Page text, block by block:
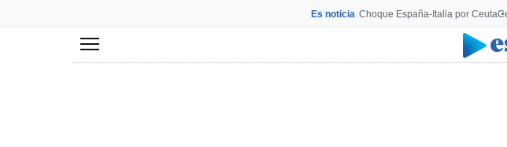
Es noticia Choque España-Italia por Ceuta
Menú